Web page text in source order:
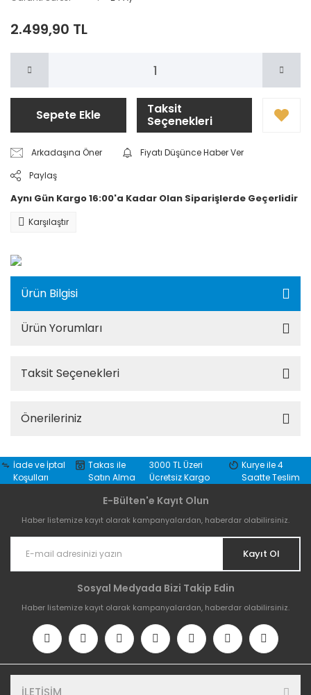
2.499,90 TL
Sepete Ekle Taksit
Seçenekleri
Arkadaşına Öner
Fiyatı Düşünce Haber Ver
Paylaş
Aynı Gün Kargo 16:00'a Kadar Olan Siparişlerde Geçerlidir
Karşılaştır
Ürün Bilgisi
Ürün Yorumları
Taksit Seçenekleri
Önerileriniz
İade ve İptal
Koşulları
Takas ile
Satın Alma
3000 TL Üzeri
Ücretsiz Kargo
Kurye ile 4
Saatte Teslim
E-Bülten'e Kayıt Olun
Haber listemize kayıt olarak kampanyalardan, haberdar olabilirsiniz.
Kayıt Ol
Sosyal Medyada Bizi Takip Edin
Haber listemize kayıt olarak kampanyalardan, haberdar olabilirsiniz.
İLETİŞİM